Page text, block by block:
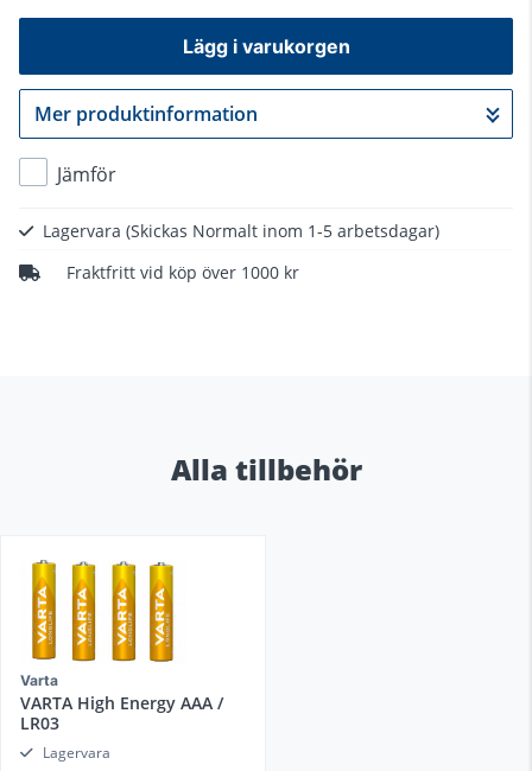
Lägg i varukorgen
Gå till kassan
Mer produktinformation
Jämför
Lagervara (Skickas Normalt inom 1-5 arbetsdagar)
Fraktfritt vid köp över 1000 kr
Alla tillbehör
Varta
VARTA High Energy AAA /
LR03
Lagervara